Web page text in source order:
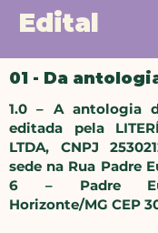
Edital
01 - Da
1.0 – A antologia
editada pela
LTDA, CNPJ
sede na Rua Padre
6 – Padre
Horizonte/MG CEP